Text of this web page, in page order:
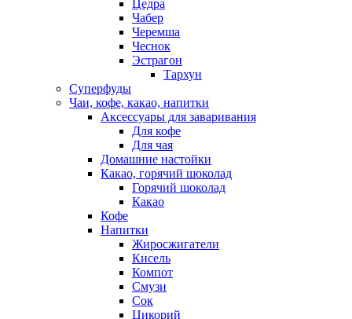
Цедра
Чабер
Черемша
Чеснок
Эстрагон
Тархун
Суперфуды
Чаи, кофе, какао, напитки
Аксессуары для заваривания
Для кофе
Для чая
Домашние настойки
Какао, горячий шоколад
Горячий шоколад
Какао
Кофе
Напитки
Жиросжигатели
Кисель
Компот
Смузи
Сок
Цикорий